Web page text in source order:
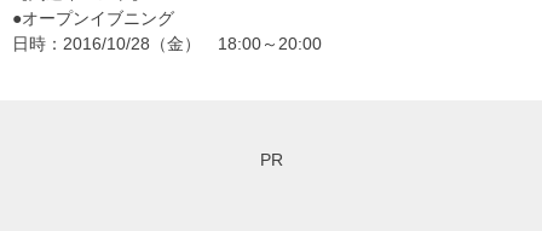
●オープンイブニング
日時：2016/10/28（金） 18:00～20:00
PR